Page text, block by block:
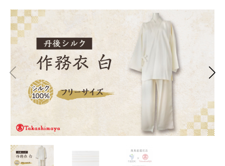
野菜類
卵（鶏、
烏骨鶏等）
お酒
飲料類 菓子
加工品等
鍋セット
旅行
イベントや
北海道エリア
札幌市（北海道）千歳市（北海道）
石狩市（北海道）小樽市（北海道）
東川町（北海道）
枝幸町（北海道）
白老町（北海道）
別海町（北海道）
東北エリア
蓬田村（青森県）
塩竈市（宮城県）
関東エリア
ランキング
ふるさと納税とは
よくある質問と お問い合わせ